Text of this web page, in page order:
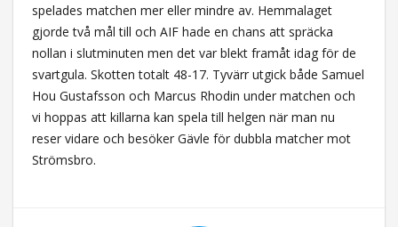
spelades matchen mer eller mindre av. Hemmalaget
gjorde två mål till och AIF hade en chans att spräcka
nollan i slutminuten men det var blekt framåt idag för de
svartgula. Skotten totalt 48-17. Tyvärr utgick både Samuel
Hou Gustafsson och Marcus Rhodin under matchen och
vi hoppas att killarna kan spela till helgen när man nu
reser vidare och besöker Gävle för dubbla matcher mot
Strömsbro.